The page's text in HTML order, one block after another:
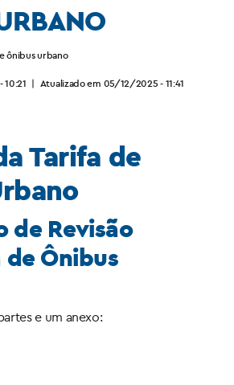
ônibus urbano
| Atualizado em 05/12/2025 - 11:41
Tarifa de
de Revisão
Ônibus
e um anexo: